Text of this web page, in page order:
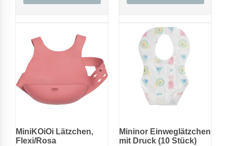
MiniKOiOi Lätzchen,
Flexi/Rosa
Mininor Einweglätzchen
mit Druck (10 Stück)